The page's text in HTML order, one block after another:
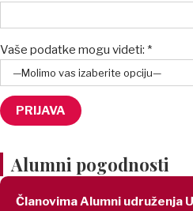
Vaše podatke mogu videti: *
Alumni pogodnosti
Članovima Alumni udruženja